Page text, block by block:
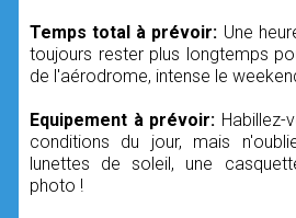
Temps total à prévoir: Une
toujours rester plus longtemps
de l'aérodrome, intense le
Equipement à prévoir: Habillez-
conditions du jour, mais
lunettes de soleil, une
photo !